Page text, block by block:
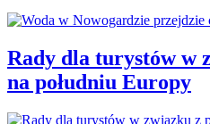
Rady dla turystów w
na południu Europy